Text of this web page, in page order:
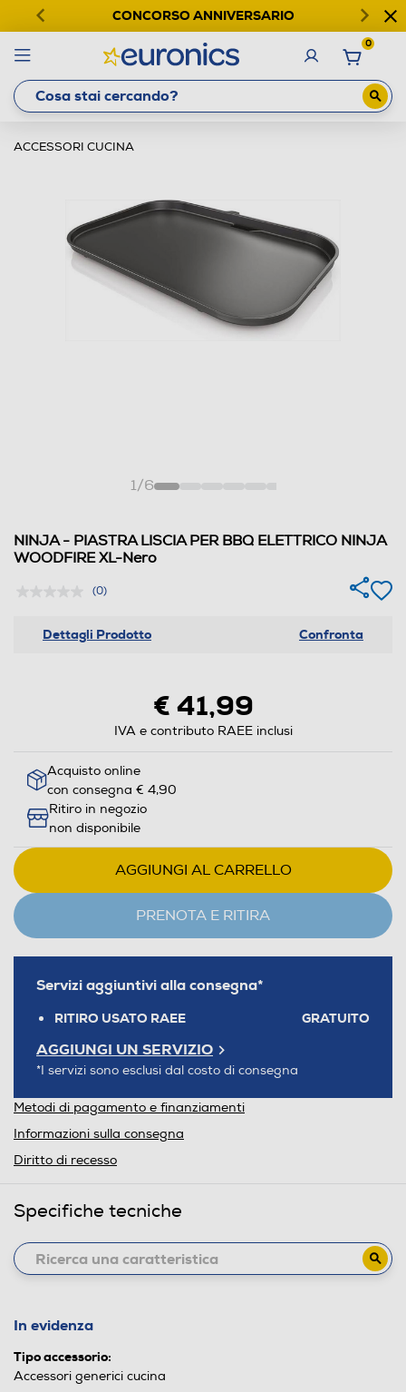
CONCORSO ANNIVERSARIO
0
ACCESSORI CUCINA
1/6
NINJA - PIASTRA LISCIA PER BBQ ELETTRICO NINJA
WOODFIRE XL-Nero
(0)
Dettagli Prodotto Confronta
€ 41,99
IVA e contributo RAEE inclusi
Acquisto online
con consegna € 4,90
Ritiro in negozio
non disponibile
AGGIUNGI AL CARRELLO
PRENOTA E RITIRA
Servizi aggiuntivi alla consegna*
RITIRO USATO RAEE GRATUITO
AGGIUNGI UN SERVIZIO
*I servizi sono esclusi dal costo di consegna
Metodi di pagamento e finanziamenti
Informazioni sulla consegna
Diritto di recesso
Specifiche tecniche
In evidenza
Tipo accessorio:
Accessori generici cucina